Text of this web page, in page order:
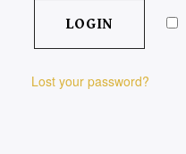
Lost your password?